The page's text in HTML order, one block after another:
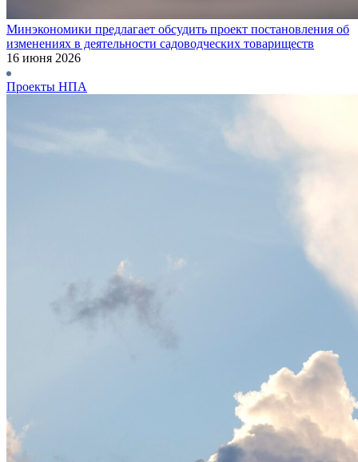
Минэкономики предлагает обсудить проект постановления об
изменениях в деятельности садоводческих товариществ
16 июня 2026
Проекты НПА